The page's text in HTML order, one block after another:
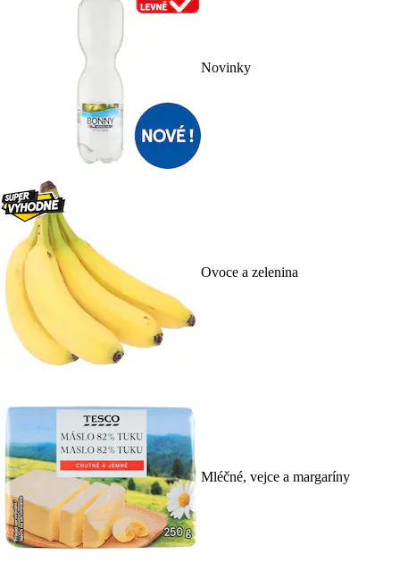
Novinky
Ovoce a zelenina
Mléčné, vejce a margaríny